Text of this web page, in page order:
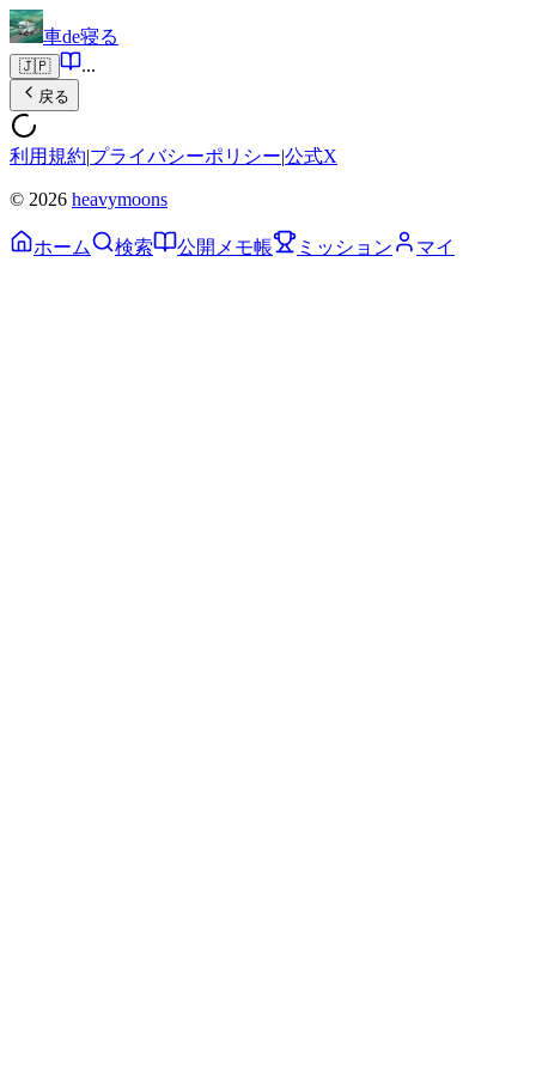
車de寝る
🇯🇵 ...
戻る
利用規約|プライバシーポリシー|公式X
© 2026 heavymoons
ホーム 検索 公開メモ帳 ミッション マイ